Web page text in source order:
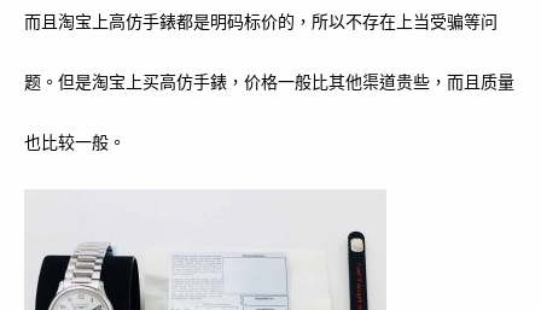
而且淘宝上高仿手錶都是明码标价的，所以不存在上当受骗等问
题。但是淘宝上买高仿手錶，价格一般比其他渠道贵些，而且质量
也比较一般。